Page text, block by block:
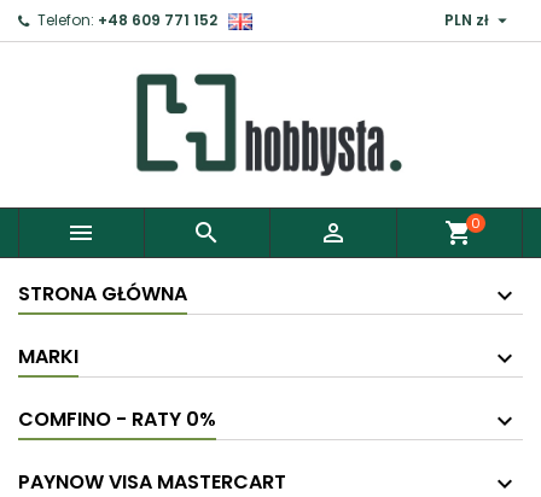
Telefon: +48 609 771 152 PLN zł 
   shopping_cart0
STRONA GŁÓWNA
MARKI
COMFINO - RATY 0%
PAYNOW VISA MASTERCART